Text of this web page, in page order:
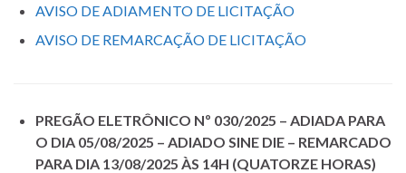
AVISO DE ADIAMENTO DE LICITAÇÃO
AVISO DE REMARCAÇÃO DE LICITAÇÃO
PREGÃO ELETRÔNICO Nº 030/2025 – ADIADA PARA
O DIA 05/08/2025 – ADIADO SINE DIE – REMARCADO
PARA DIA 13/08/2025 ÀS 14H (QUATORZE HORAS)